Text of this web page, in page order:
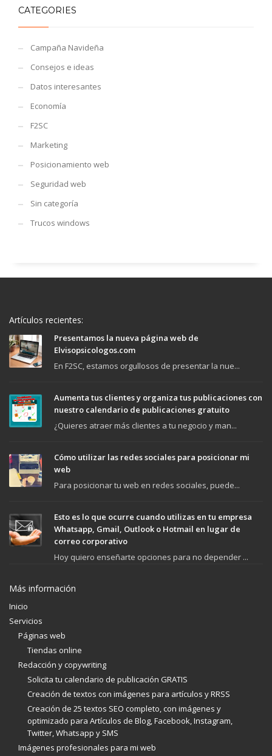
CATEGORIES
Campaña Navideña
Consejos e ideas
Datos interesantes
Economía
F2SC
Marketing
Posicionamiento web
Seguridad web
Sin categoría
Trucos windows
Artículos recientes:
Presentamos la nueva página web de
Elvisopsicologos.com
En F2SC, estamos orgullosos de presentar la nue...
Aumenta tus clientes y organiza tus publicaciones con
nuestro calendario de publicaciones gratuito
¿Quieres atraer más clientes a tu negocio y man...
Cómo utilizar las redes sociales para posicionar mi
web
Para posicionar tu web en redes sociales, puede...
Esto es lo que ocurre cuando utilizas en tu empresa
Whatsapp, Gmail, Outlook o Hotmail en lugar de
correo corporativo
Hoy quiero enseñarte opciones para no depender ...
Más información
Inicio
Servicios
Páginas web
Tiendas online
Redacción y copywriting
Solicita tu calendario de publicación GRATIS
Creación de textos con imágenes para artículos y RRSS
Creación de 25 textos SEO completo, con imágenes y
optimizado para Artículos de Blog, Facebook, Instagram,
Twitter, Whatsapp y SMS
Imágenes profesionales para mi web